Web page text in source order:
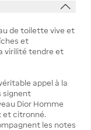
de toilette vive et
et
virilité tendre et
appel à la
signent
Dior Homme
et citronné.
les notes